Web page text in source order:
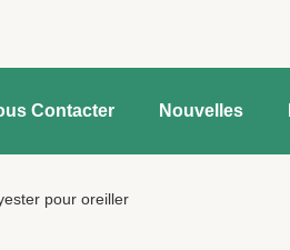
Contacter Nouvelles
pour oreiller